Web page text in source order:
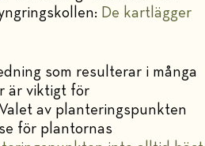
De kartlägger
som resulterar i många
är viktigt för
av planteringspunkten
för plantornas